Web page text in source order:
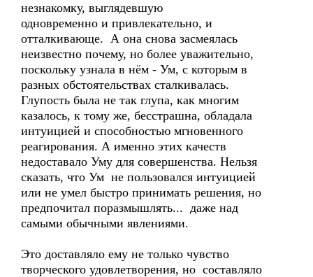
незнакомку, выглядевшую
одновременно и привлекательно, и
отталкивающе. А она снова засмеялась
неизвестно почему, но более уважительно,
поскольку узнала в нём - Ум, с которым в
разных обстоятельствах сталкивалась.
Глупость была не так глупа, как многим
казалось, к тому же, бесстрашна, обладала
интуицией и способностью мгновенного
реагирования. А именно этих качеств
недоставало Уму для совершенства. Нельзя
сказать, что Ум не пользовался интуицией
или не умел быстро принимать решения, но
предпочитал поразмышлять... даже над
самыми обычными явлениями.
Это доставляло ему не только чувство
творческого удовлетворения, но составляло